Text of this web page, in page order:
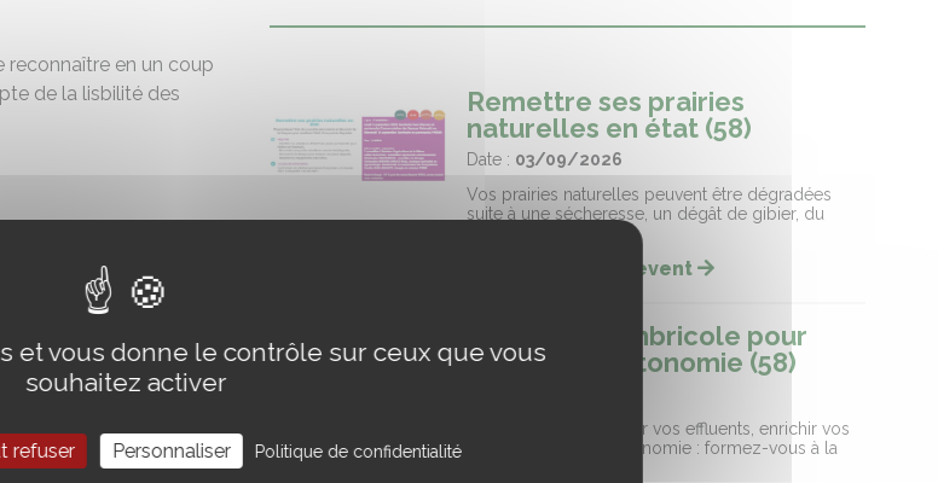
reconnaître en un coup
de la lisbilité des
à en-tête, réseaux
graphique...)
suite
Remettre ses prairies
naturelles en état (58)
Date : 03/09/2026
Vos prairies naturelles peuvent être dégradées
suite à une sécheresse, un dégât de gibier, du
Lire la suite de l'event
Un atelier lombricole pour
gagner en autonomie (58)
Des vers pour valoriser vos effluents, enrichir vos
sols et gagner en autonomie : formez-vous à la
et vous donne le contrôle sur ceux que vous
souhaitez activer
refuser Personnaliser Politique de confidentialité